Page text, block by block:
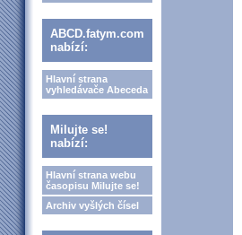
ABCD.fatym.com
nabízí:
Hlavní strana
vyhledávače Abeceda
Milujte se!
nabízí:
Hlavní strana webu
časopisu Milujte se!
Archiv vyšlých čísel